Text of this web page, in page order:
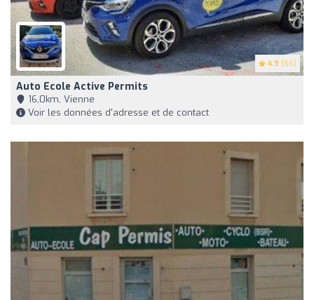
4.9 (66)
Auto Ecole Active Permits
16,0km, Vienne
Voir les données d'adresse et de contact